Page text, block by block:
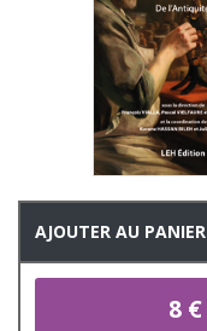
AJOUTER AU PANIER
8 €